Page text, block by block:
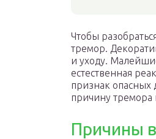
Чтобы
тремор.
и уходу.
естественная
признак опасных
причину тремора
Причины